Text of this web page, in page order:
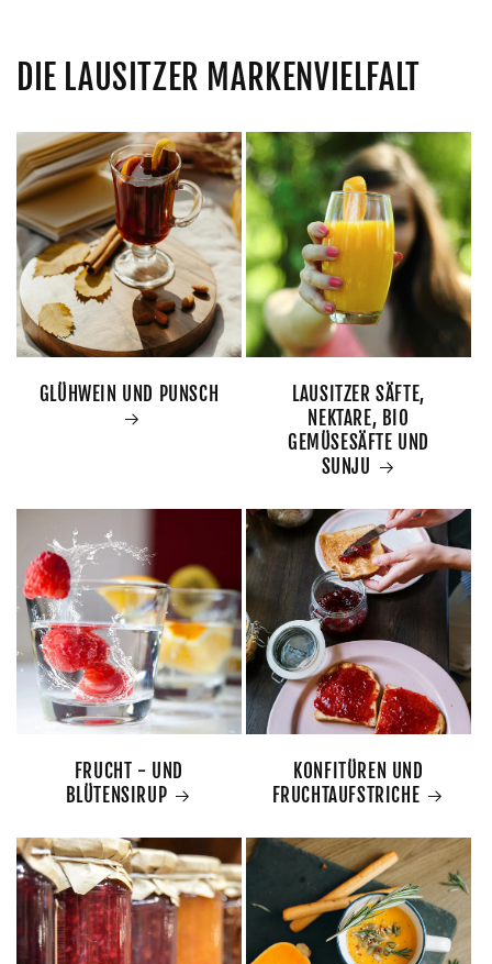
DIE LAUSITZER MARKENVIELFALT
GLÜHWEIN UND PUNSCH
LAUSITZER SÄFTE,
NEKTARE, BIO
GEMÜSESÄFTE UND
SUNJU
FRUCHT - UND
BLÜTENSIRUP
KONFITÜREN UND
FRUCHTAUFSTRICHE